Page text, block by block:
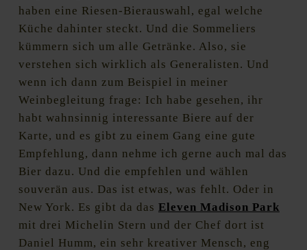
haben eine Riesen-Bierauswahl, egal welche
Küche dahinter steckt. Und die Sommeliers
kümmern sich um alle Getränke. Also, sie
verstehen sich wirklich als Generalisten. Und
wenn ich dann zum Beispiel in meiner
Weinbegleitung frage: Ich habe gesehen, ihr
habt wahnsinnig interessante Biere auf der
Karte, und es gibt zu einem Gang eine gute
Empfehlung, dann nehme ich gerne auch mal das
Bier dazu. Und die empfehlen und wählen
souverän aus. Das ist etwas, was fehlt. Oder in
New York. Es gibt da das Eleven Madison Park
mit drei Michelin Stern und der Chef dort ist
Daniel Humm, ein sehr kreativer Mensch, eng